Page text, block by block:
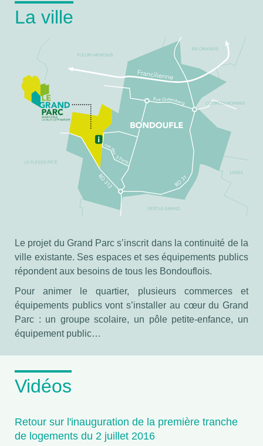
La ville
Le projet du Grand Parc s’inscrit dans la continuité de la
ville existante. Ses espaces et ses équipements publics
répondent aux besoins de tous les Bondouflois.
Pour animer le quartier, plusieurs commerces et
équipements publics vont s’installer au cœur du Grand
Parc : un groupe scolaire, un pôle petite-enfance, un
équipement public…
Vidéos
Retour sur l'inauguration de la première tranche
de logements du 2 juillet 2016